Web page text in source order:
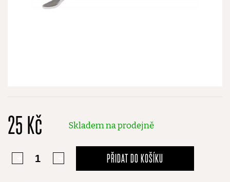
25 Kč Skladem na prodejně
PŘIDAT DO KOŠÍKU